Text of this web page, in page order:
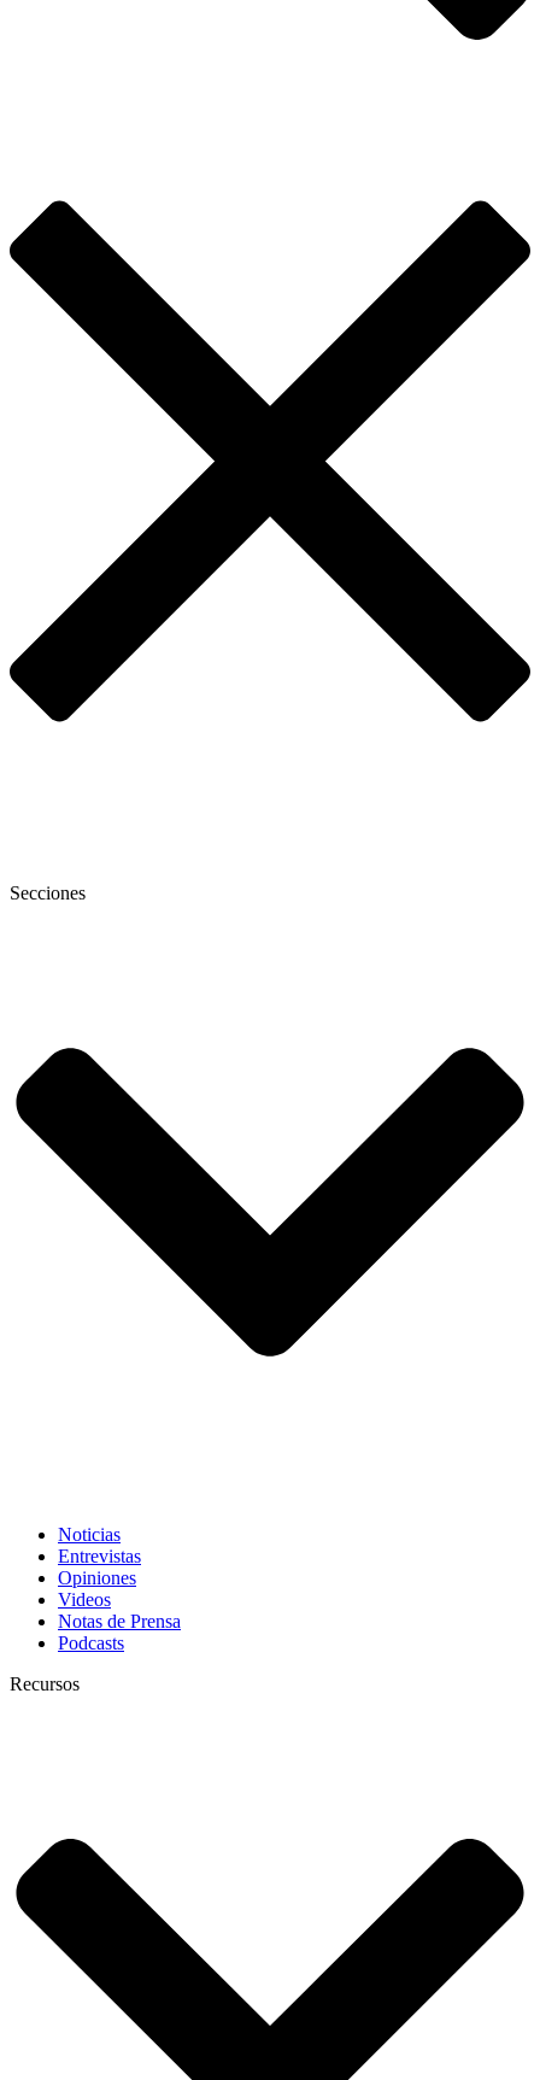
Secciones
Noticias
Entrevistas
Opiniones
Videos
Notas de Prensa
Podcasts
Recursos